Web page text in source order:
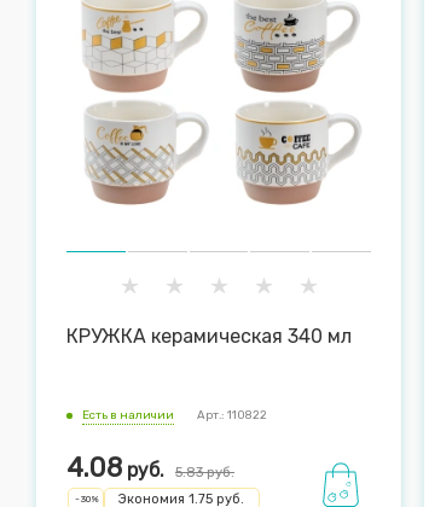
КРУЖКА керамическая 340 мл
Есть в наличии Арт.: 110822
4.08 руб. 5.83руб.
-30% Экономия 1.75 руб.